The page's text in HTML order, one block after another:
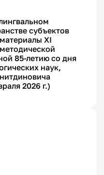
субъектов
XI
85-летию со дня
наук,
2026 г.)